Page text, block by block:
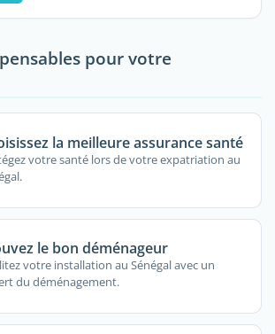
pour votre
la meilleure assurance santé
votre santé lors de votre expatriation au
le bon déménageur
votre installation au Sénégal avec un
du déménagement.